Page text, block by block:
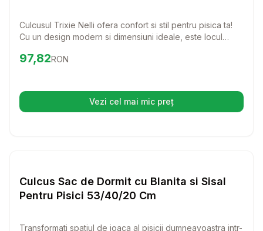
Culcusul Trixie Nelli ofera confort si stil pentru pisica ta!
Cu un design modern si dimensiuni ideale, este locul
Preț:97.82
97,82RON
Vezi cel mai mic preț(se deschide într-o filă nouă)
Paturi si Perne Pisici
Culcus Sac de Dormit cu Blanita si Sisal
Pentru Pisici 53/40/20 Cm
Transformati spatiul de joaca al pisicii dumneavoastra intr-